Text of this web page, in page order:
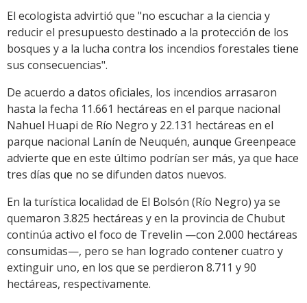
El ecologista advirtió que "no escuchar a la ciencia y
reducir el presupuesto destinado a la protección de los
bosques y a la lucha contra los incendios forestales tiene
sus consecuencias".
De acuerdo a datos oficiales, los incendios arrasaron
hasta la fecha 11.661 hectáreas en el parque nacional
Nahuel Huapi de Río Negro y 22.131 hectáreas en el
parque nacional Lanín de Neuquén, aunque Greenpeace
advierte que en este último podrían ser más, ya que hace
tres días que no se difunden datos nuevos.
En la turística localidad de El Bolsón (Río Negro) ya se
quemaron 3.825 hectáreas y en la provincia de Chubut
continúa activo el foco de Trevelin —con 2.000 hectáreas
consumidas—, pero se han logrado contener cuatro y
extinguir uno, en los que se perdieron 8.711 y 90
hectáreas, respectivamente.